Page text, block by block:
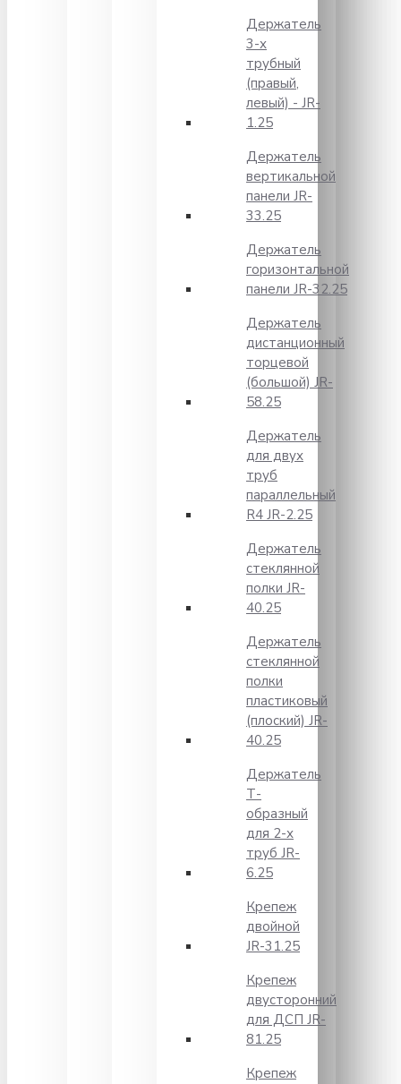
Держатель
3-х
трубный
(правый,
левый) - JR-
1.25
Держатель
вертикальной
панели JR-
33.25
Держатель
горизонтальной
панели JR-32.25
Держатель
дистанционный
торцевой
(большой) JR-
58.25
Держатель
для двух
труб
параллельный
R4 JR-2.25
Держатель
стеклянной
полки JR-
40.25
Держатель
стеклянной
полки
пластиковый
(плоский) JR-
40.25
Держатель
Т-
образный
для 2-х
труб JR-
6.25
Крепеж
двойной
JR-31.25
Крепеж
двусторонний
для ДСП JR-
81.25
Крепеж